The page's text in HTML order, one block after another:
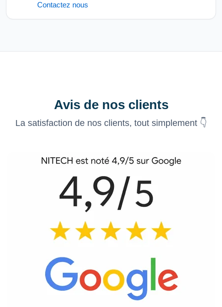
Contactez nous
Avis de nos clients
La satisfaction de nos clients, tout simplement 👇